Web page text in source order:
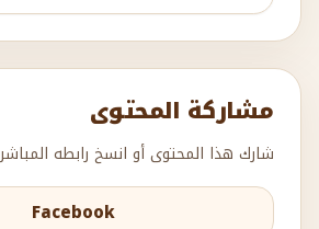
مشاركة المحتوى
شارك هذا المحتوى أو انسخ رابطه
Facebook